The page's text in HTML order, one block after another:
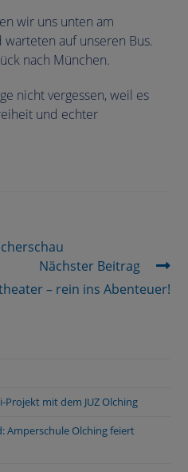
wir uns unten am
auf unseren Bus.
nach München.
nicht vergessen, weil es
und echter
Nächster Beitrag
– rein ins Abenteuer!
mit dem JUZ Olching
Amperschule Olching feiert